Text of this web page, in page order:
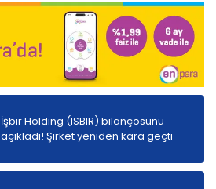
İşbir Holding (ISBIR) bilançosunu
açıkladı! Şirket yeniden kara geçti